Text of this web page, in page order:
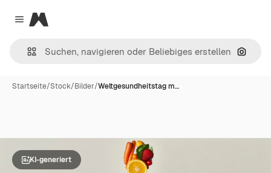
Close menu
Magnific
Nach
Startseite/Stock/Bilder/Weltgesundheitstag m…
KI-generiert